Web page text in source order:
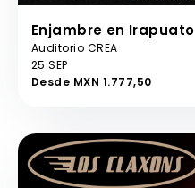
Enjambre en Irapuato
Auditorio CREA
25 SEP
Desde MXN 1.777,50